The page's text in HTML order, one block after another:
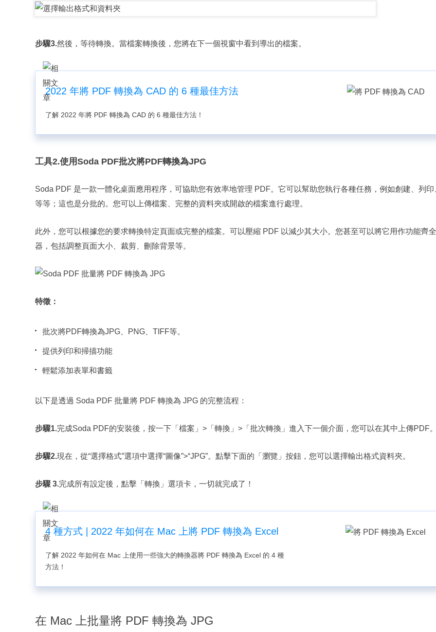
步驟3.然後，等待轉換。當檔案轉換後，您將在下一個視窗中看到導出的檔案。
2022 年將 PDF 轉換為 CAD 的 6 種最佳方法
了解 2022 年將 PDF 轉換為 CAD 的 6 種最佳方法！
工具2.使用Soda PDF批次將PDF轉換為JPG
Soda PDF 是一款一體化桌面應用程序，可協助您有效率地管理 PDF。它可以幫助您執行各種任務，例如創建、列印
等等；這也是分批的。您可以上傳檔案、完整的資料夾或開啟的檔案進行處理。
此外，您可以根據您的要求轉換特定頁面或完整的檔案。可以壓縮 PDF 以減少其大小。您甚至可以將它用作功能齊
器，包括調整頁面大小、裁剪、刪除背景等。
特徵：
批次將PDF轉換為JPG、PNG、TIFF等。
提供列印和掃描功能
輕鬆添加表單和書籤
以下是透過 Soda PDF 批量將 PDF 轉換為 JPG 的完整流程：
步驟1.完成Soda PDF的安裝後，按一下「檔案」>「轉換」>「批次轉換」進入下一個介面，您可以在其中上傳PDF
步驟2.現在，從“選擇格式”選項中選擇“圖像”>“JPG”。點擊下面的「瀏覽」按鈕，您可以選擇輸出格式資料夾。
步驟 3.完成所有設定後，點擊「轉換」選項卡，一切就完成了！
4 種方式 | 2022 年如何在 Mac 上將 PDF 轉換為 Excel
了解 2022 年如何在 Mac 上使用一些強大的轉換器將 PDF 轉換為 Excel 的 4 種
方法！
在 Mac 上批量將 PDF 轉換為 JPG